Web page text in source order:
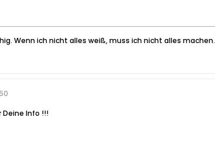
Wenn ich nicht alles weiß, muss ich nicht alles machen.
Deine Info !!!